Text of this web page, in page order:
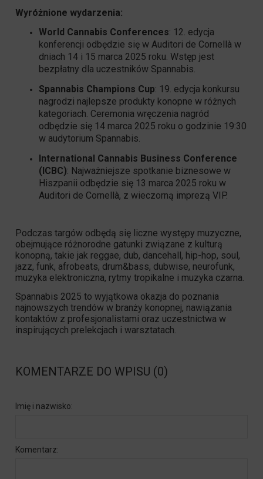
Wyróżnione wydarzenia:
World Cannabis Conferences: 12. edycja
konferencji odbędzie się w Auditori de Cornellà w
dniach 14 i 15 marca 2025 roku. Wstęp jest
bezpłatny dla uczestników Spannabis.
Spannabis Champions Cup: 19. edycja konkursu
nagrodzi najlepsze produkty konopne w różnych
kategoriach. Ceremonia wręczenia nagród
odbędzie się 14 marca 2025 roku o godzinie 19:30
w audytorium Spannabis.
International Cannabis Business Conference
(ICBC): Najważniejsze spotkanie biznesowe w
Hiszpanii odbędzie się 13 marca 2025 roku w
Auditori de Cornellà, z wieczorną imprezą VIP.
Podczas targów odbędą się liczne występy muzyczne,
obejmujące różnorodne gatunki związane z kulturą
konopną, takie jak reggae, dub, dancehall, hip-hop, soul,
jazz, funk, afrobeats, drum&bass, dubwise, neurofunk,
muzyka elektroniczna, rytmy tropikalne i muzyka czarna.
Spannabis 2025 to wyjątkowa okazja do poznania
najnowszych trendów w branży konopnej, nawiązania
kontaktów z profesjonalistami oraz uczestnictwa w
inspirujących prelekcjach i warsztatach.
KOMENTARZE DO WPISU (0)
Imię i nazwisko:
Komentarz: